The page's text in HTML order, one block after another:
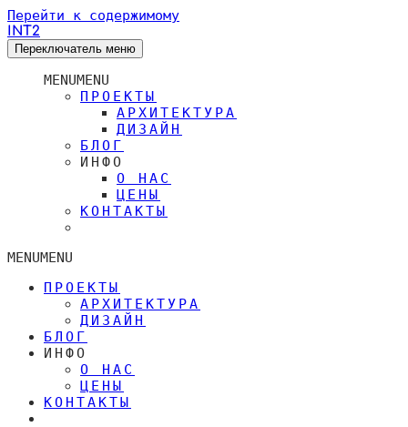
Перейти к содержимому
INT2
Переключатель меню
MENUMENU
ПРОЕКТЫ
АРХИТЕКТУРА
ДИЗАЙН
БЛОГ
ИНФО
О НАС
ЦЕНЫ
КОНТАКТЫ
MENUMENU
ПРОЕКТЫ
АРХИТЕКТУРА
ДИЗАЙН
БЛОГ
ИНФО
О НАС
ЦЕНЫ
КОНТАКТЫ